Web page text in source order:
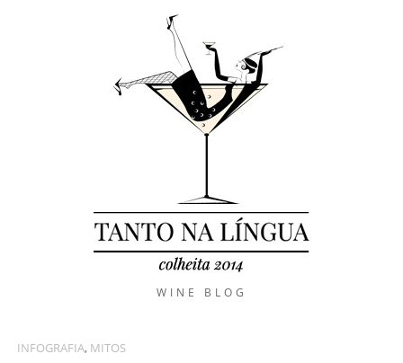
WINE BLOG
INFOGRAFIA, MITOS